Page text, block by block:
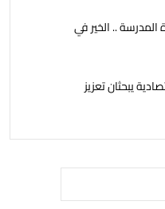
المدرسة .. الخير في
يبحثان تعزيز